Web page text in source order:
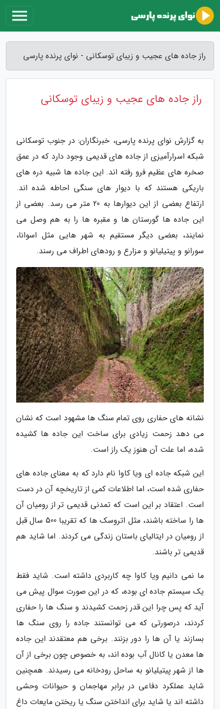
راز جاده های عجیب و زیبای توسکانی - نوای پرنده پارسی
راز جاده های عجیب و زیبای توسکانی
به گزارش نوای پرنده پارسی، خبرنگاران: در جنوب توسکانی
شبکه اسرارآمیزی از جاده های قدیمی وجود دارد که در عمق
صخره های عظیم فرو رفته اند. این جاده ها شبیه دره های
باریکی هستند که با دیوار های سنگی احاطه شده اند.
ارتفاع بعضی از این دیوارها به 20 متر می رسد. بعضی از
این جاده ها گورستان ها و مقبره ها را به هم وصل می
نمایند، بعضی دیگر مستقیم به شهر هایی مثل اسوانا،
سورانو و پیتیلیانو و مزارع و رودهای اطراف می رسند.
نشانه های حفاری روی تمام سنگ ها مشهود است که نشان
می دهد زحمت زیادی برای ساخت این جاده ها کشیده
شده، اما علت آن هنوز یک راز است.
این شبکه جاده ای ویا کاوا نام دارد که به معنای جاده های
حفاری شده است، اما اطلاعات کمی از تاریخچه آن در دست
است. اعتقاد بر این است که تمدنی قدیمی تر از رومیان آن
ها را ساخته باشند، مثل اتروسک ها که تقریبا 500 سال قبل
از رومیان در ایتالیای باستان زندگی می کردند. اما شاید هم
قدیمی تر باشند.
ما نمی دانیم ویا کاوا چه کاربردی داشته است. شاید فقط
یک سیستم جاده ای بوده، که در این صورت سوال پیش می
آید که پس چرا این قدر زحمت کشیدند و سنگ ها را حفاری
کردند، درصورتی که می توانستند جاده را روی سنگ ها
بسازند یا آن ها را دور بزنند. برخی هم معتقدند این جاده
ها معدن یا کانال آب بوده اند، به خصوص چون برخی از آن
ها از شهر پیتیلیانو به ساحل رودخانه می رسیدند. همچنین
شاید عملکرد دفاعی در برابر مهاجمان و حیوانات وحشی
داشته اند یا شاید برای انداختن سنگ یا ریختن مایعات داغ